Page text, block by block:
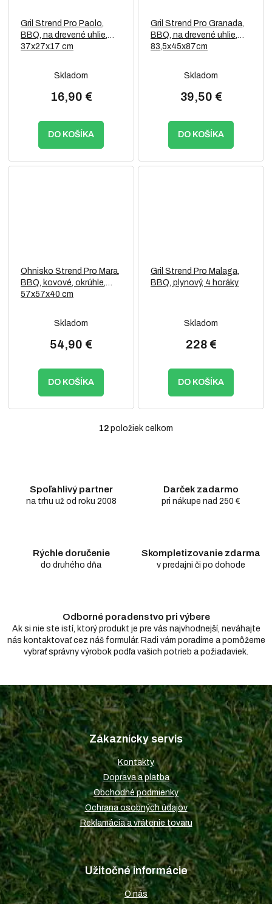
Gril Strend Pro Paolo,
BBQ, na drevené uhlie,
37x27x17 cm
Skladom
16,90 €
DO KOŠÍKA
Gril Strend Pro Granada,
BBQ, na drevené uhlie,
83,5x45x87cm
Skladom
39,50 €
DO KOŠÍKA
Ohnisko Strend Pro Mara,
BBQ, kovové, okrúhle,
57x57x40 cm
Skladom
54,90 €
DO KOŠÍKA
Gril Strend Pro Malaga,
BBQ, plynový, 4 horáky
Skladom
228 €
DO KOŠÍKA
O
p
i
s
u
12 položiek celkom
Spoľahlivý partner
na trhu už od roku 2008
Darček zadarmo
pri nákupe nad 250 €
Rýchle doručenie
do druhého dňa
Skompletizovanie zdarma
v predajni či po dohode
Odborné poradenstvo pri výbere
Ak si nie ste istí, ktorý produkt je pre vás najvhodnejší, neváhajte
nás kontaktovať cez náš formulár. Radi vám poradíme a pomôžeme
vybrať správny výrobok podľa vašich potrieb a požiadaviek.
Z
á
p
ä
t
i
e
Zákaznícky servis
Kontakty
Doprava a platba
Obchodné podmienky
Ochrana osobných údajov
Reklamácia a vrátenie tovaru
Užitočné informácie
O nás